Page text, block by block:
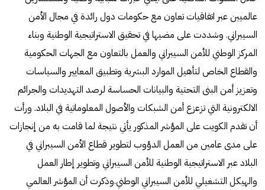
عالميين عبر اتفاقيات تعاون مع حكومات دول رائدة في مجال الأمن
السيبراني. وشددت على مضيها في تحقيق الاستراتيجية الوطنية وبناء
المركز الوطني للأمن السيبراني والعمل بالتعاون مع الجهات الحكومية
والقطاع الخاص لتأهيل الموارد البشرية وتطبيق المعايير والسياسات
وتعزيز أمن البنى التحتية والبيانات الحساسة لرصد التهديدات والجرائم
الالكترونية التي تزعزع أمن الشبكات والأصول المعلوماتية في البلاد. ورأت
أن تقدم الكويت على المؤشر المذكور يأتي نتيجة لما قامت به من إنجازات
على مدى عامين من العمل الدؤوب لتطوير قطاع الأمن السيبراني في
البلاد عبر الاستراتيجية الوطنية للأمن السيبراني وتطوير إطار العمل
والهيكل التشغيلي للأمن السيبراني الوطني.وذكرت أن المؤشر العالمي